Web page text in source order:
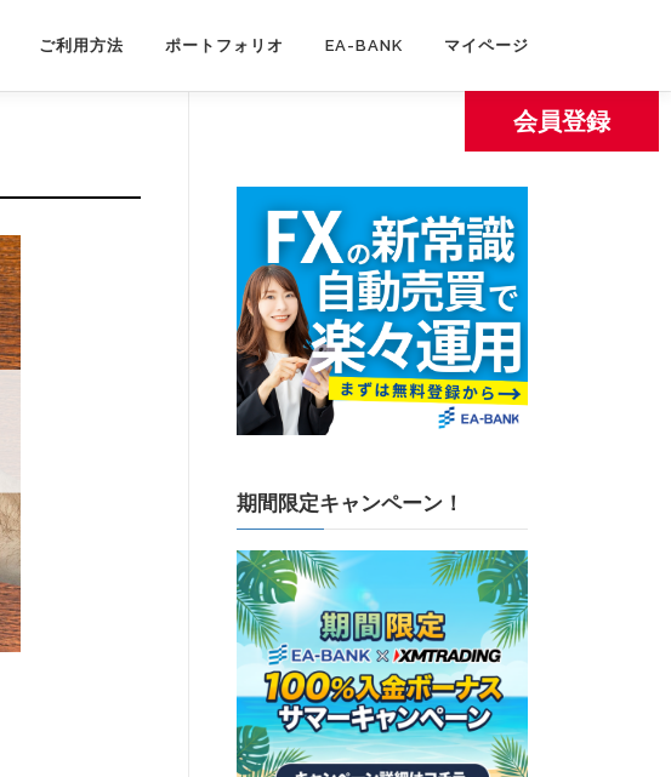
ご利用方法 ポートフォリオ EA-BANK マイページ
会員登録
期間限定キャンペーン！